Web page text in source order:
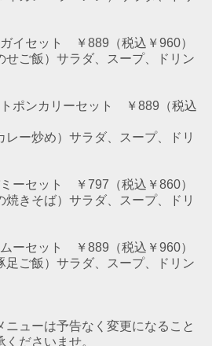
イセット ￥889（税込￥960）
サラダ、スープ、ドリン
ポンカリーセット ￥889（税込
）サラダ、スープ、ドリ
ーセット ￥797（税込￥860）
）サラダ、スープ、ドリ
ーセット ￥889（税込￥960）
サラダ、スープ、ドリン
ニューは予告なく変更になること
ださいませ。